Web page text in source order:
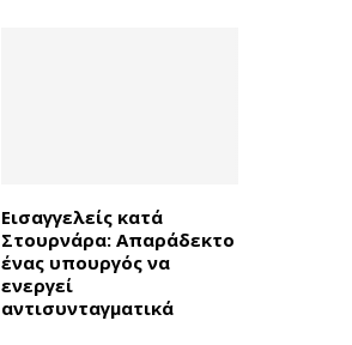
Εισαγγελείς κατά
Στουρνάρα: Απαράδεκτο
ένας υπουργός να
ενεργεί
αντισυνταγματικά